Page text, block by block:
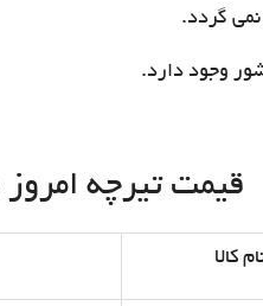
گردد.
وجود دارد.
قیمت تیرچه امروز مورخ
کالا